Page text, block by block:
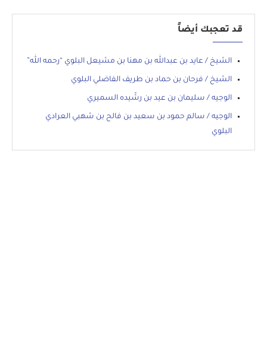
قد تعجبك أيضاً
الشيخ / عايد بن عبدالله بن مهنا بن مشيعل البلوي “رحمه الله”
الشيخ / فرحان بن حماد بن طريف الفاضلي البلوي
الوجيه / سليمان بن عيد بن رشّيده السميري
الوجيه / سالم حمود بن سعيد بن فالح بن شهبي العرادي
البلوي